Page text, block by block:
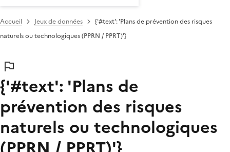
Accueil Jeux de données
{'#text': 'Plans de prévention des risques
naturels ou technologiques (PPRN / PPRT)'}
{'#text': 'Plans de
prévention des risques
naturels ou technologiques